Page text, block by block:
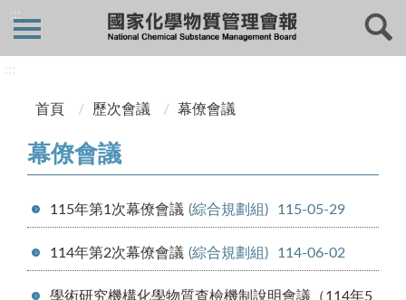
首頁 歷次會議 幕僚會議
幕僚會議
115年第1次幕僚會議 (綜合規劃組) 115-05-29
114年第2次幕僚會議 (綜合規劃組) 114-06-02
學術研究機構化學物質查檢機制說明會議（114年5